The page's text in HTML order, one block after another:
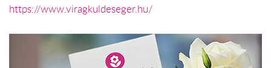
https://www.viragkuldeseger.hu/